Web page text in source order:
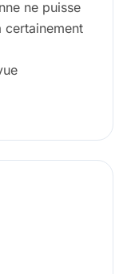
ne puisse
certainement